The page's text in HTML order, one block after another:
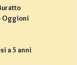
Oggioni
a 5 anni